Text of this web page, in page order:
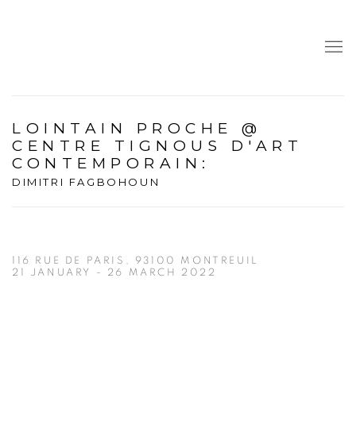
LOINTAIN PROCHE @
CENTRE TIGNOUS D'ART
CONTEMPORAIN :
DIMITRI FAGBOHOUN
116 RUE DE PARIS, 93100 MONTREUIL
21 JANUARY - 26 MARCH 2022